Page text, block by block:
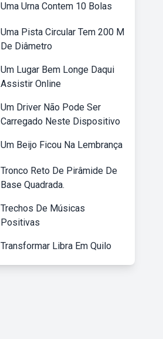
Uma Urna Contem 10 Bolas
Uma Pista Circular Tem 200 M
De Diâmetro
Um Lugar Bem Longe Daqui
Assistir Online
Um Driver Não Pode Ser
Carregado Neste Dispositivo
Um Beijo Ficou Na Lembrança
Tronco Reto De Pirâmide De
Base Quadrada.
Trechos De Músicas
Positivas
Transformar Libra Em Quilo